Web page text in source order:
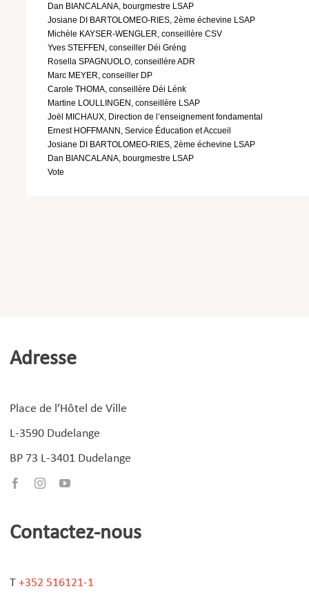
Adresse
Place de l’Hôtel de Ville
L-3590 Dudelange
BP 73 L-3401 Dudelange
Contactez-nous
T +352 516121-1